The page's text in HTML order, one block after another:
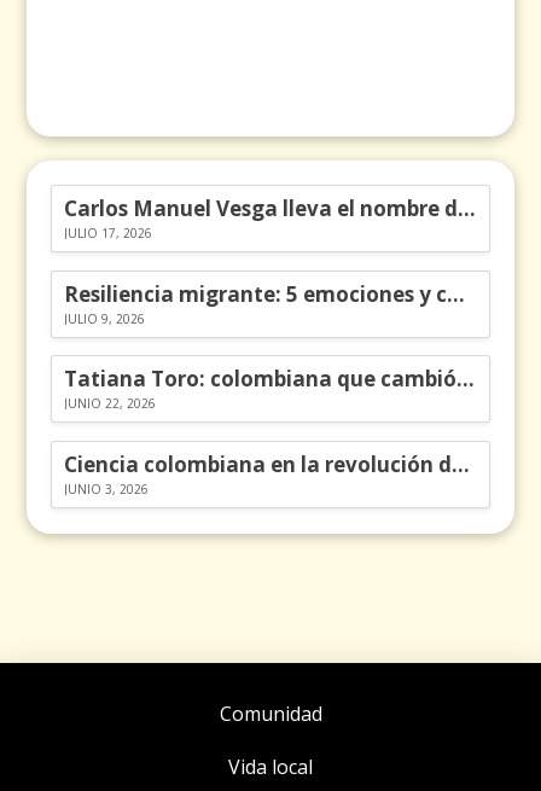
Carlos Manuel Vesga lleva el nombre de Colombia a los Emmy
JULIO 17, 2026
Resiliencia migrante: 5 emociones y cómo gestionarlas
JULIO 9, 2026
Tatiana Toro: colombiana que cambió la historia de las matemáticas
JUNIO 22, 2026
Ciencia colombiana en la revolución de los órganos en chips
JUNIO 3, 2026
Comunidad
Vida local